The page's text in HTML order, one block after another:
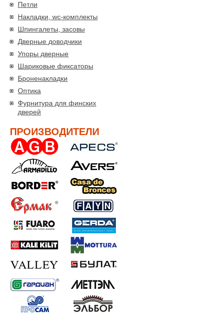
Петли
Накладки, wc-комплекты
Шпингалеты, засовы
Дверные доводчики
Упоры дверные
Шариковые фиксаторы
Броненакладки
Оптика
Фурнитура для финских
дверей
ПРОИЗВОДИТЕЛИ